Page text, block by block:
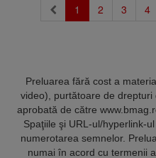
1 (current)
2 3 4
Preluarea fără cost a
video), purtătoare de
aprobată de către
Spaţiile şi URL-ul/hyperlink-
numerotarea semnelor.
numai în acord cu termenii